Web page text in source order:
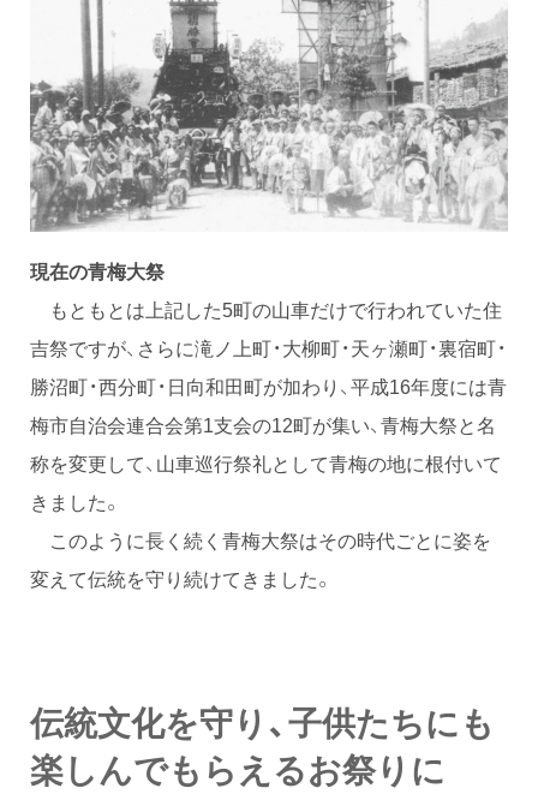
現在の青梅大祭
もともとは上記した5町の山車だけで行われていた住
吉祭ですが、さらに滝ノ上町・大柳町・天ヶ瀬町・裏宿町・
勝沼町・西分町・日向和田町が加わり、平成16年度には青
梅市自治会連合会第1支会の12町が集い、青梅大祭と名
称を変更して、山車巡行祭礼として青梅の地に根付いて
きました。
このように長く続く青梅大祭はその時代ごとに姿を
変えて伝統を守り続けてきました。
伝統文化を守り、子供たちにも
楽しんでもらえるお祭りに